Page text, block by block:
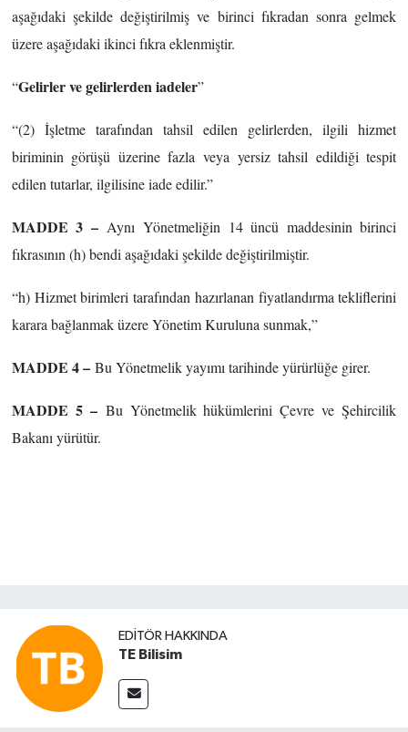
aşağıdaki şekilde değiştirilmiş ve birinci fıkradan sonra gelmek
üzere aşağıdaki ikinci fıkra eklenmiştir.
“Gelirler ve gelirlerden iadeler”
“(2) İşletme tarafından tahsil edilen gelirlerden, ilgili hizmet
biriminin görüşü üzerine fazla veya yersiz tahsil edildiği tespit
edilen tutarlar, ilgilisine iade edilir.”
MADDE 3 –Aynı Yönetmeliğin 14 üncü maddesinin birinci
fıkrasının (h) bendi aşağıdaki şekilde değiştirilmiştir.
“h) Hizmet birimleri tarafından hazırlanan fiyatlandırma tekliflerini
karara bağlanmak üzere Yönetim Kuruluna sunmak,”
MADDE 4 –Bu Yönetmelik yayımı tarihinde yürürlüğe girer.
MADDE 5 – Bu Yönetmelik hükümlerini Çevre ve Şehircilik
Bakanı yürütür.
EDITÖR HAKKINDA
TE Bilisim